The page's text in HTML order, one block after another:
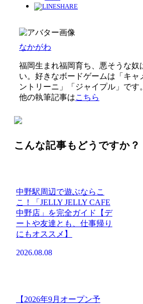
SHARE
なかがわ
福岡生まれ福岡育ち、悪そうな奴
い。好きなボードゲームは「キャ
ントリーニ」「ジャイプル」です。
他の執筆記事はこちら
こんな記事もどうですか？
中野駅周辺で遊ぶならこ
こ！「JELLY JELLY CAFE
中野店」を完全ガイド【デ
ートや友達とも、仕事帰り
にもオススメ】
2026.08.08
【2026年9月オープン予